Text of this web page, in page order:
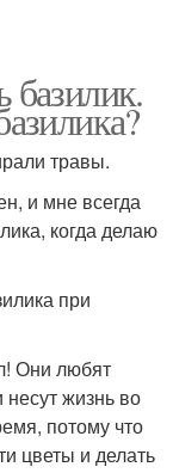
базилик.
травы.
и мне всегда
когда делаю
при
Они любят
несут жизнь во
потому что
цветы и делать